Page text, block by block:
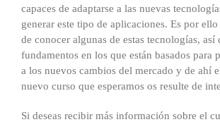
capaces de adaptarse a las nuevas
generar este tipo de aplicaciones. Es por
de conocer algunas de estas tecnologías, así
fundamentos en los que están basados para
a los nuevos cambios del mercado y de ahí
nuevo curso que esperamos os resulte de
Si deseas recibir más información sobre el